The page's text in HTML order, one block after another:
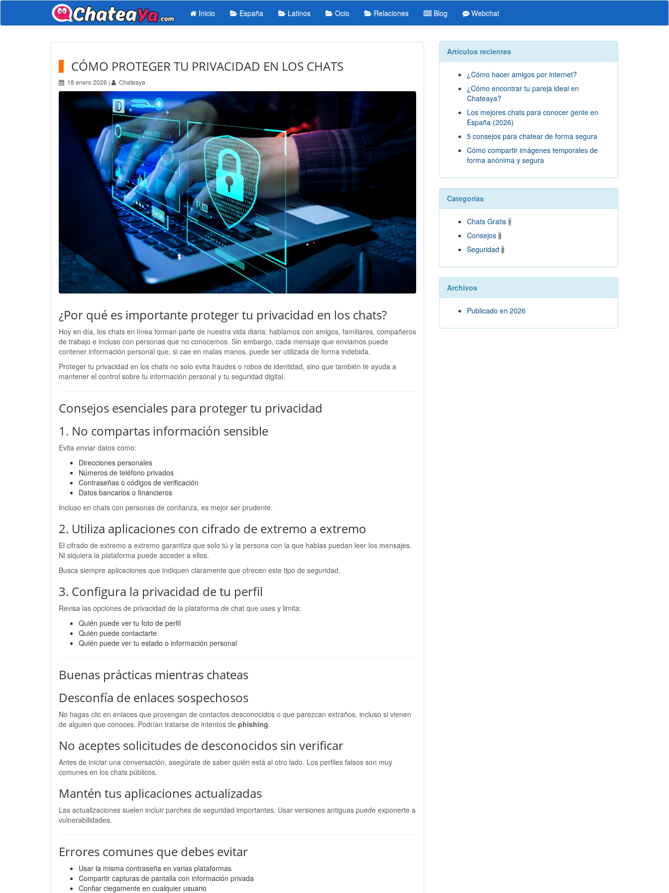
Inicio España Latinos Ocio Relaciones Blog Webchat
CÓMO PROTEGER TU PRIVACIDAD EN LOS CHATS
18 enero 2026 | Chateaya
¿Por qué es importante proteger tu privacidad en los chats?
Hoy en día, los chats en línea forman parte de nuestra vida diaria: hablamos con amigos, familiares, compañeros
de trabajo e incluso con personas que no conocemos. Sin embargo, cada mensaje que enviamos puede
contener información personal que, si cae en malas manos, puede ser utilizada de forma indebida.
Proteger tu privacidad en los chats no solo evita fraudes o robos de identidad, sino que también te ayuda a
mantener el control sobre tu información personal y tu seguridad digital.
Consejos esenciales para proteger tu privacidad
1. No compartas información sensible
Evita enviar datos como:
Direcciones personales
Números de teléfono privados
Contraseñas o códigos de verificación
Datos bancarios o financieros
Incluso en chats con personas de confianza, es mejor ser prudente.
2. Utiliza aplicaciones con cifrado de extremo a extremo
El cifrado de extremo a extremo garantiza que solo tú y la persona con la que hablas puedan leer los mensajes.
Ni siquiera la plataforma puede acceder a ellos.
Busca siempre aplicaciones que indiquen claramente que ofrecen este tipo de seguridad.
3. Configura la privacidad de tu perfil
Revisa las opciones de privacidad de la plataforma de chat que uses y limita:
Quién puede ver tu foto de perfil
Quién puede contactarte
Quién puede ver tu estado o información personal
Buenas prácticas mientras chateas
Desconfía de enlaces sospechosos
No hagas clic en enlaces que provengan de contactos desconocidos o que parezcan extraños, incluso si vienen
de alguien que conoces. Podrían tratarse de intentos de phishing.
No aceptes solicitudes de desconocidos sin verificar
Antes de iniciar una conversación, asegúrate de saber quién está al otro lado. Los perfiles falsos son muy
comunes en los chats públicos.
Mantén tus aplicaciones actualizadas
Las actualizaciones suelen incluir parches de seguridad importantes. Usar versiones antiguas puede exponerte a
vulnerabilidades.
Errores comunes que debes evitar
Usar la misma contraseña en varias plataformas
Compartir capturas de pantalla con información privada
Confiar ciegamente en cualquier usuario
Artículos recientes
¿Cómo hacer amigos por internet?
¿Cómo encontrar tu pareja ideal en
Chateaya?
Los mejores chats para conocer gente en
España (2026)
5 consejos para chatear de forma segura
Cómo compartir imágenes temporales de
forma anónima y segura
Categorías
Chats Gratis 1
Consejos 3
Seguridad 2
Archivos
Publicado en 2026